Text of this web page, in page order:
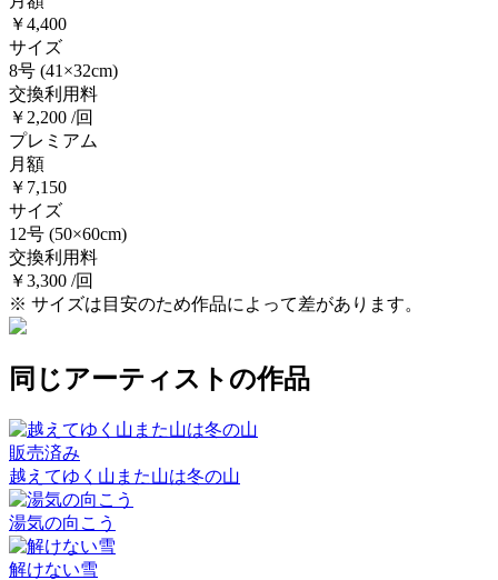
￥4,400
サイズ
8号 (41×32cm)
交換利用料
￥2,200 /回
プレミアム
月額
￥7,150
サイズ
12号 (50×60cm)
交換利用料
￥3,300 /回
※ サイズは目安のため作品によって差があります。
同じアーティストの作品
販売済み
越えてゆく山また山は冬の山
湯気の向こう
解けない雪